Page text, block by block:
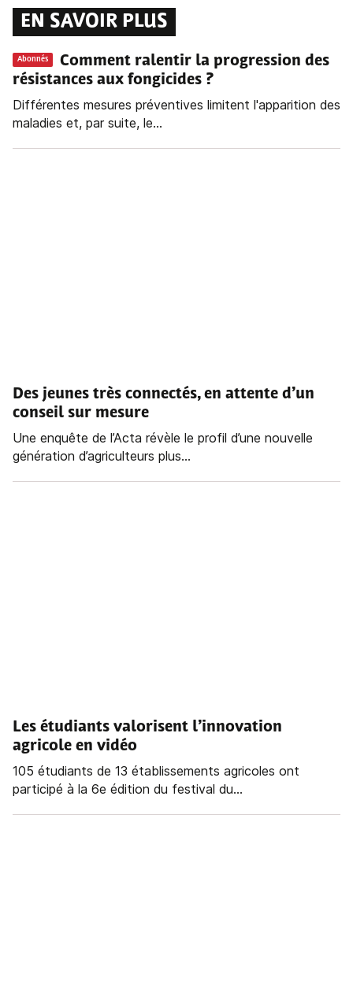
EN SAVOIR PLUS
Abonnés
Comment ralentir la progression des
résistances aux fongicides ?
Différentes mesures préventives limitent l'apparition des
maladies et, par suite, le...
Des jeunes très connectés, en attente d’un
conseil sur mesure
Une enquête de l’Acta révèle le profil d’une nouvelle
génération d’agriculteurs plus...
Les étudiants valorisent l’innovation
agricole en vidéo
105 étudiants de 13 établissements agricoles ont
participé à la 6e édition du festival du...